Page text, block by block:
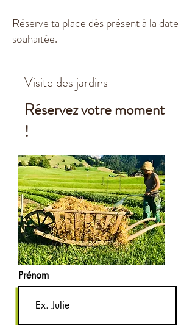
Réserve ta place dès présent à la date
souhaitée.
Visite des jardins
Réservezvotre moment
!
Prénom